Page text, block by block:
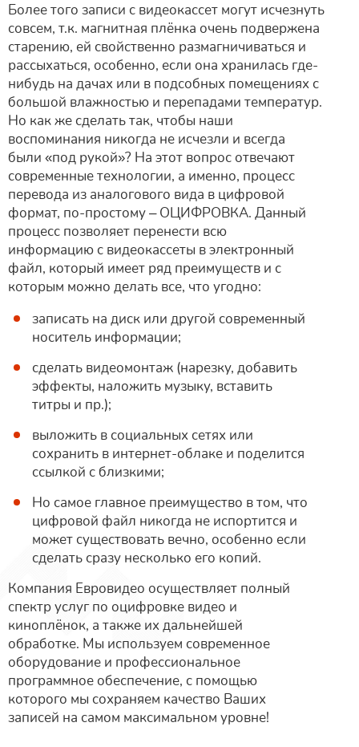
Более того записи с видеокассет могут исчезнуть
совсем, т.к. магнитная плёнка очень подвержена
старению, ей свойственно размагничиваться и
рассыхаться, особенно, если она хранилась где-
нибудь на дачах или в подсобных помещениях с
большой влажностью и перепадами температур.
Но как же сделать так, чтобы наши
воспоминания никогда не исчезли и всегда
были «под рукой»? На этот вопрос отвечают
современные технологии, а именно, процесс
перевода из аналогового вида в цифровой
формат, по-простому – ОЦИФРОВКА. Данный
процесс позволяет перенести всю
информацию с видеокассеты в электронный
файл, который имеет ряд преимуществ и с
которым можно делать все, что угодно:
записать на диск или другой современный
носитель информации;
сделать видеомонтаж (нарезку, добавить
эффекты, наложить музыку, вставить
титры и пр.);
выложить в социальных сетях или
сохранить в интернет-облаке и поделится
ссылкой с близкими;
Но самое главное преимущество в том, что
цифровой файл никогда не испортится и
может существовать вечно, особенно если
сделать сразу несколько его копий.
Компания Евровидео осуществляет полный
спектр услуг по оцифровке видео и
киноплёнок, а также их дальнейшей
обработке. Мы используем современное
оборудование и профессиональное
программное обеспечение, с помощью
которого мы сохраняем качество Ваших
записей на самом максимальном уровне!